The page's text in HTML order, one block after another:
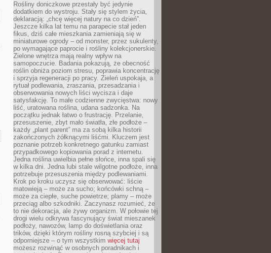
Rośliny doniczkowe przestały być jedynie
dodatkiem do wystroju. Stały się stylem życia,
deklaracją: „chcę więcej natury na co dzień”.
Jeszcze kilka lat temu na parapecie stał jeden
fikus, dziś całe mieszkania zamieniają się w
miniaturowe ogrody – od monster, przez sukulenty,
po wymagające paprocie i rośliny kolekcjonerskie.
Zielone wnętrza mają realny wpływ na
samopoczucie. Badania pokazują, że obecność
roślin obniża poziom stresu, poprawia koncentrację
i sprzyja regeneracji po pracy. Zieleń uspokaja, a
rytuał podlewania, zraszania, przesadzania i
obserwowania nowych liści wycisza i daje
satysfakcję. To małe codzienne zwycięstwa: nowy
liść, uratowana roślina, udana sadzonka. Na
początku jednak łatwo o frustrację. Przelanie,
przesuszenie, zbyt mało światła, złe podłoże –
każdy „plant parent” ma za sobą kilka historii
zakończonych żółknącymi liśćmi. Kluczem jest
poznanie potrzeb konkretnego gatunku zamiast
przypadkowego kopiowania porad z internetu.
Jedna roślina uwielbia pełne słońce, inna spali się
w kilka dni. Jedna lubi stale wilgotne podłoże, inna
potrzebuje przesuszenia między podlewaniami.
Krok po kroku uczysz się obserwować: liście
matowieją – może za sucho; końcówki schną –
może za ciepłe, suche powietrze; plamy – może
przeciąg albo szkodniki. Zaczynasz rozumieć, że
to nie dekoracja, ale żywy organizm. W połowie tej
drogi wielu odkrywa fascynujący świat mieszanek
podłoży, nawozów, lamp do doświetlania oraz
trików, dzięki którym rośliny rosną szybciej i są
odporniejsze – o tym wszystkim więcej tutaj
możesz rozwinąć w osobnych poradnikach i